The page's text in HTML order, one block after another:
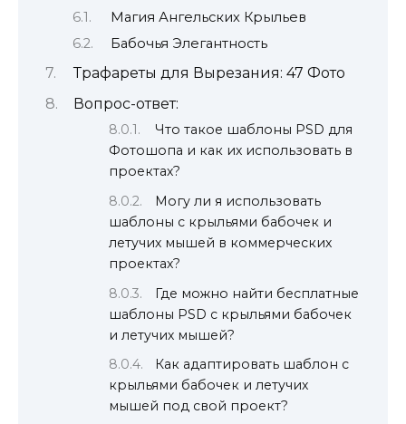
Магия Ангельских Крыльев
Бабочья Элегантность
Трафареты для Вырезания: 47 Фото
Вопрос-ответ:
Что такое шаблоны PSD для
Фотошопа и как их использовать в
проектах?
Могу ли я использовать
шаблоны с крыльями бабочек и
летучих мышей в коммерческих
проектах?
Где можно найти бесплатные
шаблоны PSD с крыльями бабочек
и летучих мышей?
Как адаптировать шаблон с
крыльями бабочек и летучих
мышей под свой проект?